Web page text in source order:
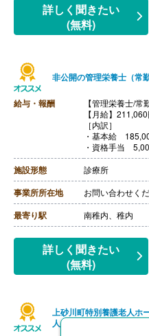
詳しく聞きたい
(無料)
非公開の管理栄養士（常
給与・報酬
【管理栄養士/常
【月給】
［内訳］
・基本給
・資格手当
・固定残業代
［その他手当］
・住宅手当
外）
【賞与】年2回
【通勤手当】あ
【昇給】あり（
施設形態 診療所
事業所所在地 お問い合わせく
最寄り駅 南稚内、稚内
詳しく聞きたい
(無料)
上砂川町特別養護老人ホ
人